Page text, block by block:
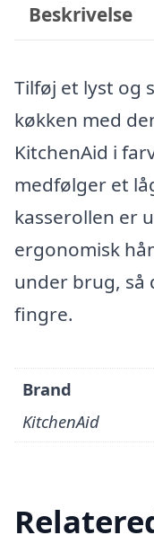
Beskrivelse
Tilføj et lyst og
køkken med
KitchenAid i
medfølger et
kasserollen er
ergonomisk
under brug,
fingre.
Brand
KitchenAid